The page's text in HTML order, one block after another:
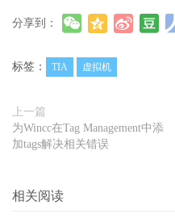
分享到：
标签： TIA 虚拟机
上一篇
为Wincc在Tag Management中添
加tags解决相关错误
相关阅读